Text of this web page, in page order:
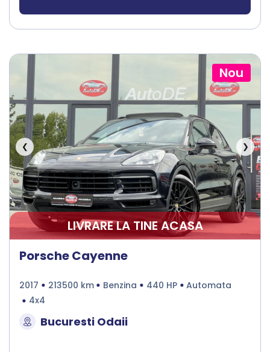
Nou
❮ ❯
LIVRARE LA TINE ACASA
Porsche Cayenne
2017 213500 km Benzina 440 HP
Automata
4x4
Bucuresti Odaii